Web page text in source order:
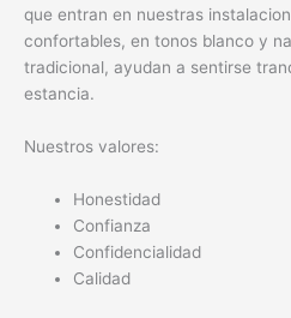
que entran en nuestras
confortables, en tonos blanco y
tradicional, ayudan a sentirse
estancia.
Nuestros valores:
Honestidad
Confianza
Confidencialidad
Calidad